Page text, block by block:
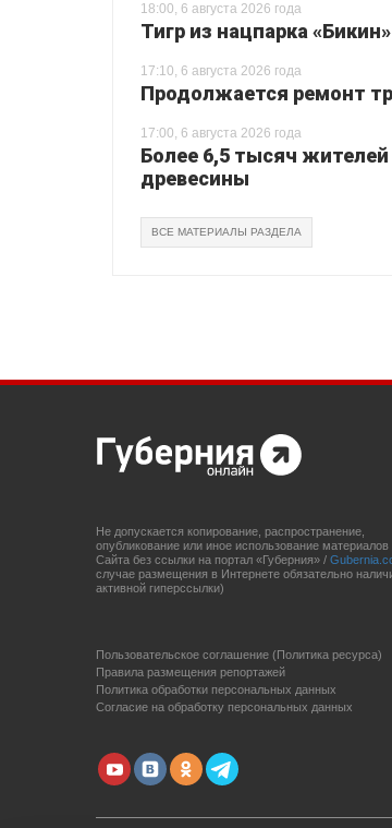
18:00, 6 августа 2026 года
Тигр из нацпарка
17:10, 6 августа 2026 года
Продолжается ремонт
17:00, 6 августа 2026 года
Более 6,5 тысяч жителей
древесины
ВСЕ МАТЕРИАЛЫ РАЗДЕЛА
Не допускается копирование, распространение,
опубликование или иное использование материалов
Сайта без ссылки на портал «Губерния» /
случае размещения в Интернете обязательно
активной гиперссылки)
Пользовательское соглашение (Политика ресурса)
Правила размещения репортажей
Политика обработки персональных данных
Согласие на обработку персональных данных